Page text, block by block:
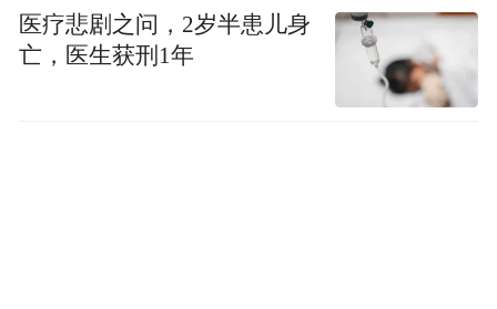
医疗悲剧之问，2岁半患儿身
亡，医生获刑1年